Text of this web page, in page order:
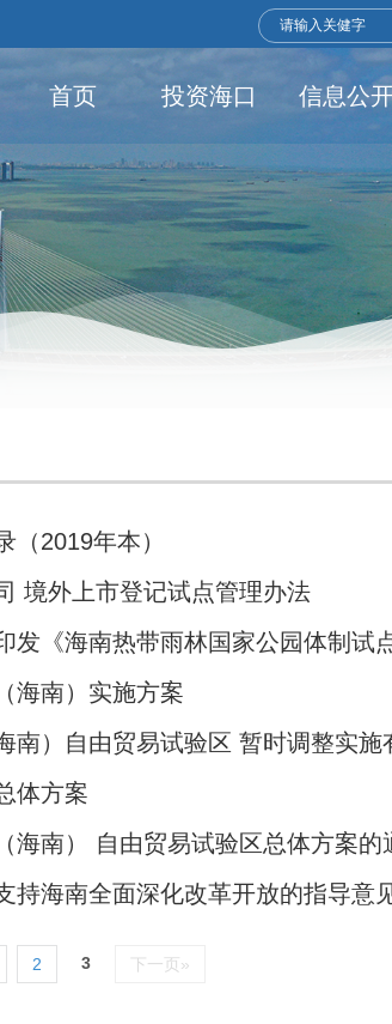
首页 投资海口 信息公
（2019年本）
境外上市登记试点管理办法
发《海南热带雨林国家公园体制试
海南）实施方案
南）自由贸易试验区 暂时调整实
体方案
海南） 自由贸易试验区总体方案的
持海南全面深化改革开放的指导意
2 3 下一页»